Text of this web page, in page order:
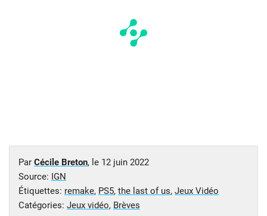
Par Cécile Breton, le 12 juin 2022
Source: IGN
Étiquettes: remake, PS5, the last of us, Jeux Vidéo
Catégories: Jeux vidéo, Brèves